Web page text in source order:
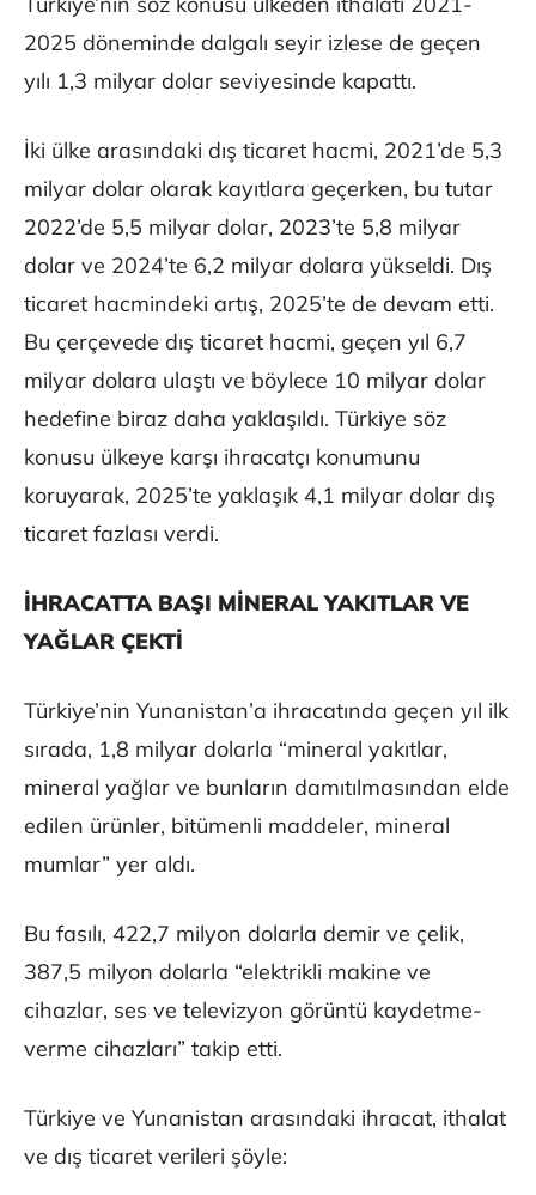
2025 döneminde dalgalı seyir izlese de geçen
yılı 1,3 milyar dolar seviyesinde kapattı.
İki ülke arasındaki dış ticaret hacmi, 2021’de 5,3
milyar dolar olarak kayıtlara geçerken, bu tutar
2022’de 5,5 milyar dolar, 2023’te 5,8 milyar
dolar ve 2024’te 6,2 milyar dolara yükseldi. Dış
ticaret hacmindeki artış, 2025’te de devam etti.
Bu çerçevede dış ticaret hacmi, geçen yıl 6,7
milyar dolara ulaştı ve böylece 10 milyar dolar
hedefine biraz daha yaklaşıldı. Türkiye söz
konusu ülkeye karşı ihracatçı konumunu
koruyarak, 2025’te yaklaşık 4,1 milyar dolar dış
ticaret fazlası verdi.
İHRACATTA BAŞI MİNERAL YAKITLAR VE
YAĞLAR ÇEKTİ
Türkiye’nin Yunanistan’a ihracatında geçen yıl ilk
sırada, 1,8 milyar dolarla “mineral yakıtlar,
mineral yağlar ve bunların damıtılmasından elde
edilen ürünler, bitümenli maddeler, mineral
mumlar” yer aldı.
Bu fasılı, 422,7 milyon dolarla demir ve çelik,
387,5 milyon dolarla “elektrikli makine ve
cihazlar, ses ve televizyon görüntü kaydetme-
verme cihazları” takip etti.
Türkiye ve Yunanistan arasındaki ihracat, ithalat
ve dış ticaret verileri şöyle: